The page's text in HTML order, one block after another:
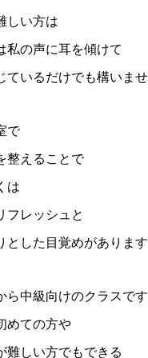
しい方は
私の声に耳を傾けて
ているだけでも構いませ
で
整えることで
は
フレッシュと
とした目覚めがあります
ら中級向けのクラスで
めての方や
難しい方でもできる